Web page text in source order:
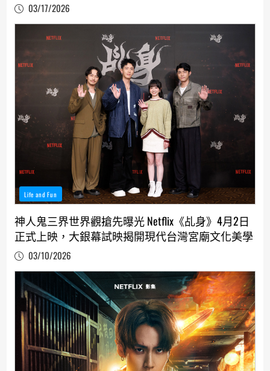
03/17/2026
Life and Fun
神人鬼三界世界觀搶先曝光 Netflix《乩身》4月2日
正式上映，大銀幕試映揭開現代台灣宮廟文化美學
03/10/2026